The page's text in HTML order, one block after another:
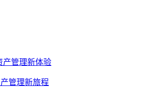
产管理新体验
管理新旅程